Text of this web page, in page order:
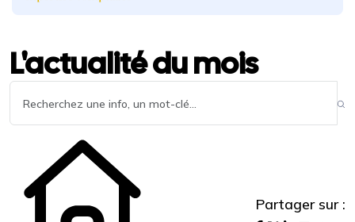
L'actualité du mois
Partager sur :